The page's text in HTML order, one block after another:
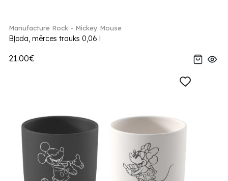
Manufacture Rock - Mickey Mouse
Bļoda, mērces trauks 0,06 l
21.00€